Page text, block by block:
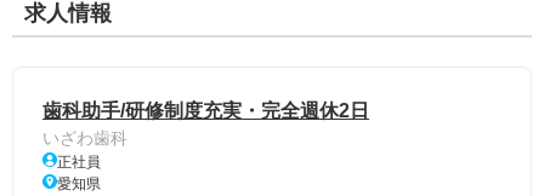
求人情報
歯科助手/研修制度充実・完全週休2日
いざわ歯科
正社員
愛知県